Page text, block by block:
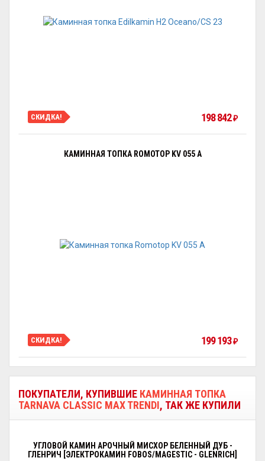
СКИДКА! 198 842₽
КАМИННАЯ ТОПКА ROMOTOP KV 055 A
СКИДКА! 199 193₽
ПОКУПАТЕЛИ, КУПИВШИЕ КАМИННАЯ ТОПКА
TARNAVA CLASSIC MAX TRENDI, ТАК ЖЕ КУПИЛИ
УГЛОВОЙ КАМИН АРОЧНЫЙ МИСХОР БЕЛЕННЫЙ ДУБ -
ГЛЕНРИЧ [ЭЛЕКТРОКАМИН FOBOS/MAGESTIC - GLENRICH]